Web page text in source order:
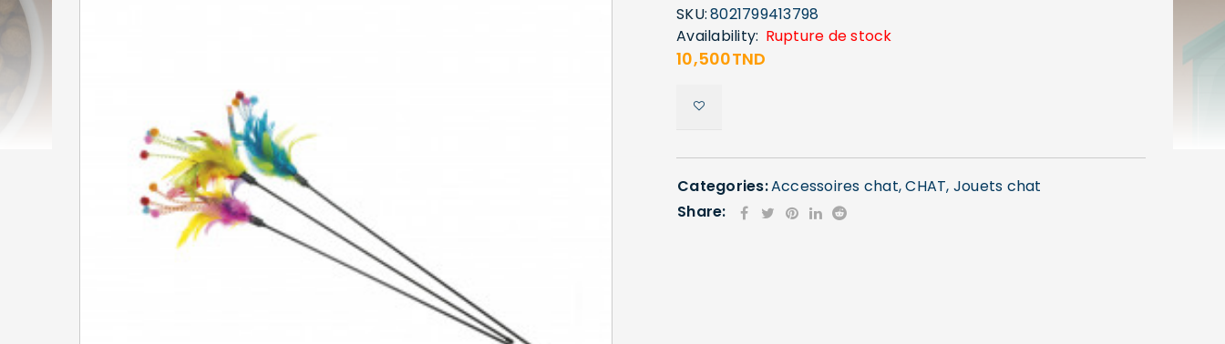
SKU:8021799413798
Availability: Rupture de stock
10,500TND
Categories:Accessoires chat,CHAT, Jouets chat
Share: